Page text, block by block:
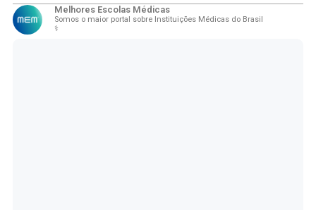
Melhores Escolas Médicas
Somos o maior portal sobre Instituições Médicas do Brasil
⚕️